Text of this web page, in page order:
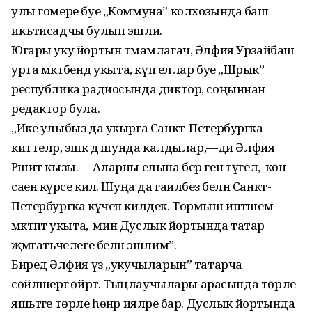
улы гомере буе „Коммуна” колхозында баш
икътисадчы булып эшли.
Югары уку йортын тәмамлагач, Әлфия Урзайбаш
урта мәктәбендә укыта, күп еллар буе „Шәрык”
республика радиосында диктор, соңыннан
редактор була.
„Ике улыбыз да укырга Санкт-Петербургка
киттеләр, эшкә дә шунда калдылар,—ди Әлфия
Рәшит кызы. —Аларны елына бер генә түгел, ә көн
саен күрәсе килә. Шуңа да гаиләбез белән Санкт-
Петербургка күчеп килдек. Тормыш иптәшем
мәктәптә укыта, ә мин Дуслык йортында татар
җәмәгатьчелеге белән эшлим”.
Биредә Әлфия үз „укучыларын” татарча
сөйләшергә өйрәтә. Тыңлаучылары арасында төрле
яшьтәге төрле һөнәр ияләре бар. Дуслык йортында